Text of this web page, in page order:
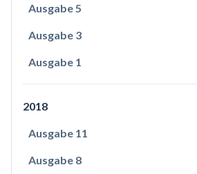
Ausgabe 5
Ausgabe 3
Ausgabe 1
2018
Ausgabe 11
Ausgabe 8